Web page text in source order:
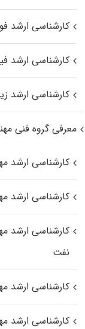
کارشناسی ارشد
کارشناسی ارشد
کارشناسی ارشد
معرفی گروه فنی
کارشناسی ارشد
کارشناسی ارشد
کارشناسی ارشد
نفت
کارشناسی ارشد
کارشناسی ارشد